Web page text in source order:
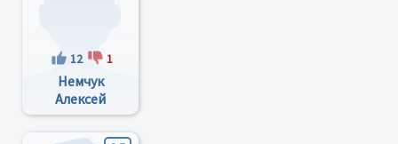
12 1
Немчук
Алексей
Олегович